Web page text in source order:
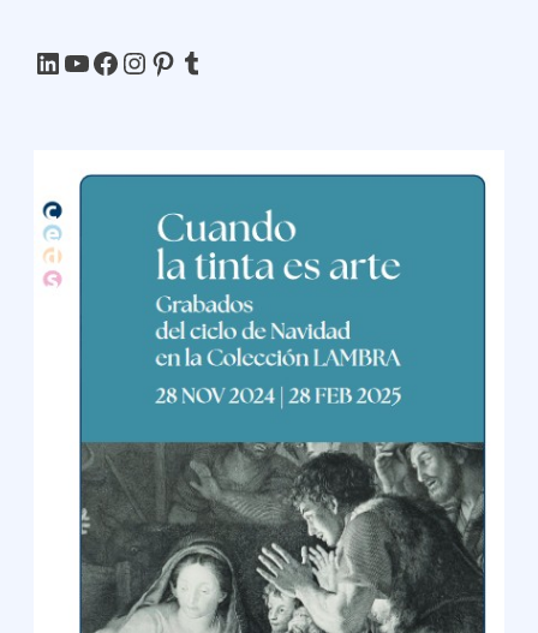
LinkedIn
YouTube
Facebook
Instagram
Pinterest
Tumblr